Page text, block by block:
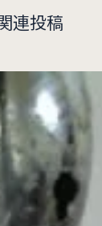
連投稿